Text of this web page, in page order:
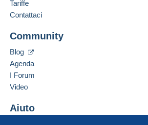
Un pagamento non effettuato tramite
credito/debito
può comportare conseguenze sul
dell'acquirente.
Se le Condizioni di vendita del
clausole relative al pagamento, queste
condizioni d'uso
Contattare il venditore
Tariffe
Contattaci
Community
Blog
Agenda
I Forum
Video
Aiuto